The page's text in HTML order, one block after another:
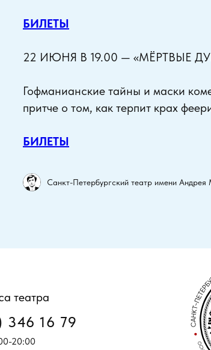
БИЛЕТЫ
22 ИЮНЯ В 19.00 — «МЁРТВЫЕ
Гофманианские тайны и маски
притче о том, как терпит крах
БИЛЕТЫ
Санкт-Петербургский театр имени Андрея
20:00
346 16 79
театра